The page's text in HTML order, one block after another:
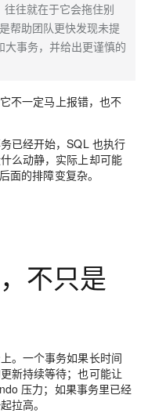
往就在于它会拖住别
帮助团队更快发现未提
事务，并给出更谨慎的
不一定马上报错，也不
已经开始，SQL 也执行
么动静，实际上却可能
面的排障变复杂。
不只是
。一个事务如果长时间
新持续等待；也可能让
压力；如果事务里已经
拉高。